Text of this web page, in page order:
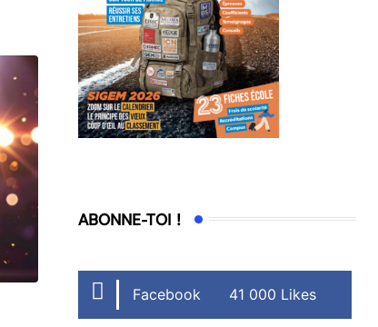
ACTU
ABONNE-TOI !
Facebook 41 000 Likes